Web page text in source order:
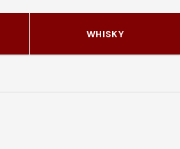
WHISKY